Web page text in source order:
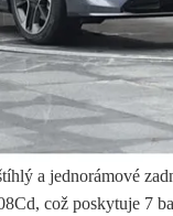
a jednorámové
což poskytuje 7